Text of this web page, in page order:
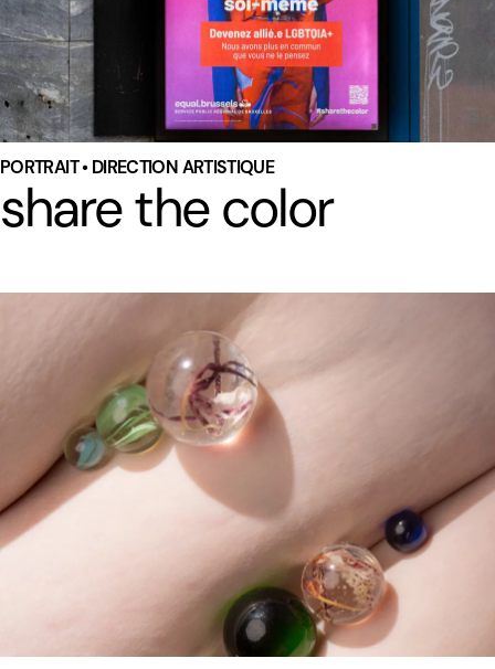
PORTRAIT • DIRECTION ARTISTIQUE
share the color